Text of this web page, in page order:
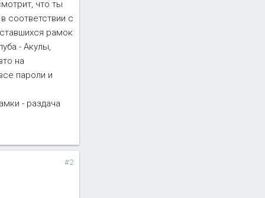
что ты
соответствии с
рамок
- Акулы,
на
пароли и
- раздача
#2